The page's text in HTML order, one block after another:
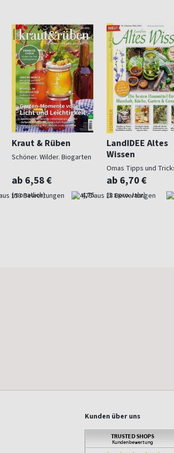
Kraut & Rüben
Schöner. Wilder. Biogarten
ab 6,58 €
(monatlich) 4,75
LandIDEE Altes
Wissen
Omas Tipps und
entdeckt
ab 6,70 €
(3 x pro Jahr)
Kunden über uns